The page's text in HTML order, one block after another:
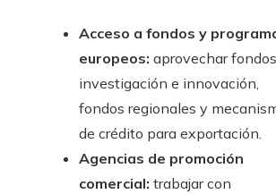
Acceso a fondos y
europeos: aprovechar
investigación e innovación,
fondos regionales y
de crédito para exportación.
Agencias de promoción
comercial: trabajar con